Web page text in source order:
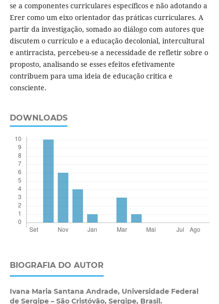
se a componentes curriculares específicos e não adotando a
Erer como um eixo orientador das práticas curriculares. A
partir da investigação, somado ao diálogo com autores que
discutem o currículo e a educação decolonial, intercultural
e antirracista, percebeu-se a necessidade de refletir sobre o
proposto, analisando se esses efeitos efetivamente
contribuem para uma ideia de educação crítica e
consciente.
DOWNLOADS
BIOGRAFIA DO AUTOR
Ivana Maria Santana Andrade, Universidade Federal
de Sergipe – São Cristóvão, Sergipe, Brasil.